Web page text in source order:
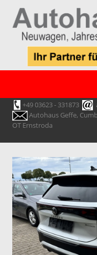
+49 03623 - 331873
Autohaus Geffe,
OT Ernstroda